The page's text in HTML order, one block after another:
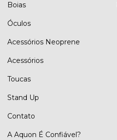
Boias
Óculos
Acessórios Neoprene
Acessórios
Toucas
Stand Up
Contato
A Aquon É Confiável?